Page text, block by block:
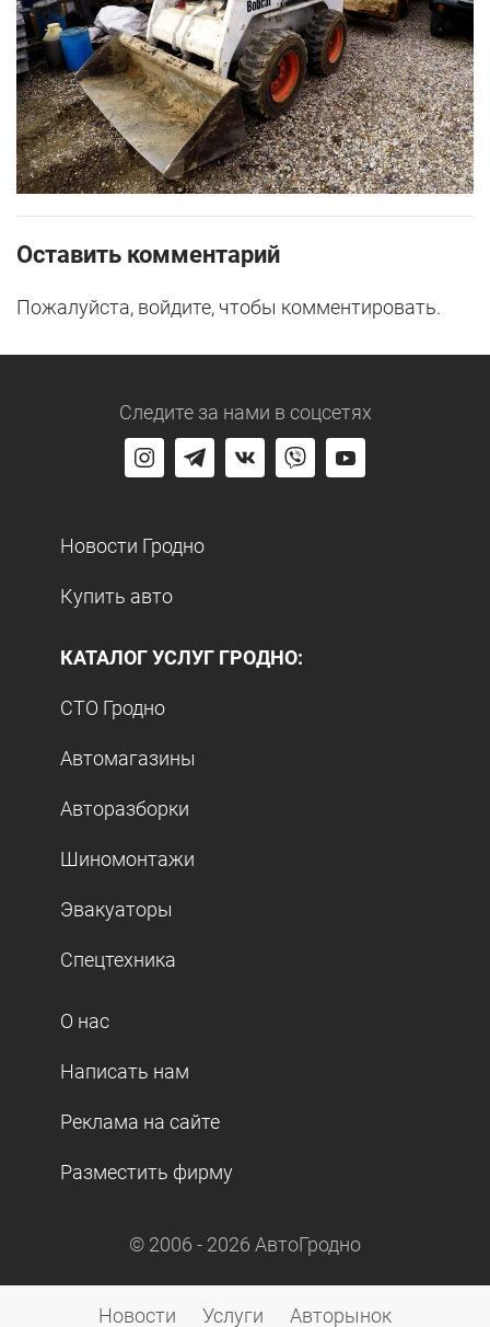
Оставить комментарий
Пожалуйста, войдите, чтобы комментировать.
Следите за нами в соцсетях
Новости Гродно
Купить авто
КАТАЛОГ УСЛУГ ГРОДНО:
СТО Гродно
Автомагазины
Авторазборки
Шиномонтажи
Эвакуаторы
Спецтехника
О нас
Написать нам
Реклама на сайте
Разместить фирму
© 2006 - 2026 АвтоГродно
Новости Услуги Авторынок